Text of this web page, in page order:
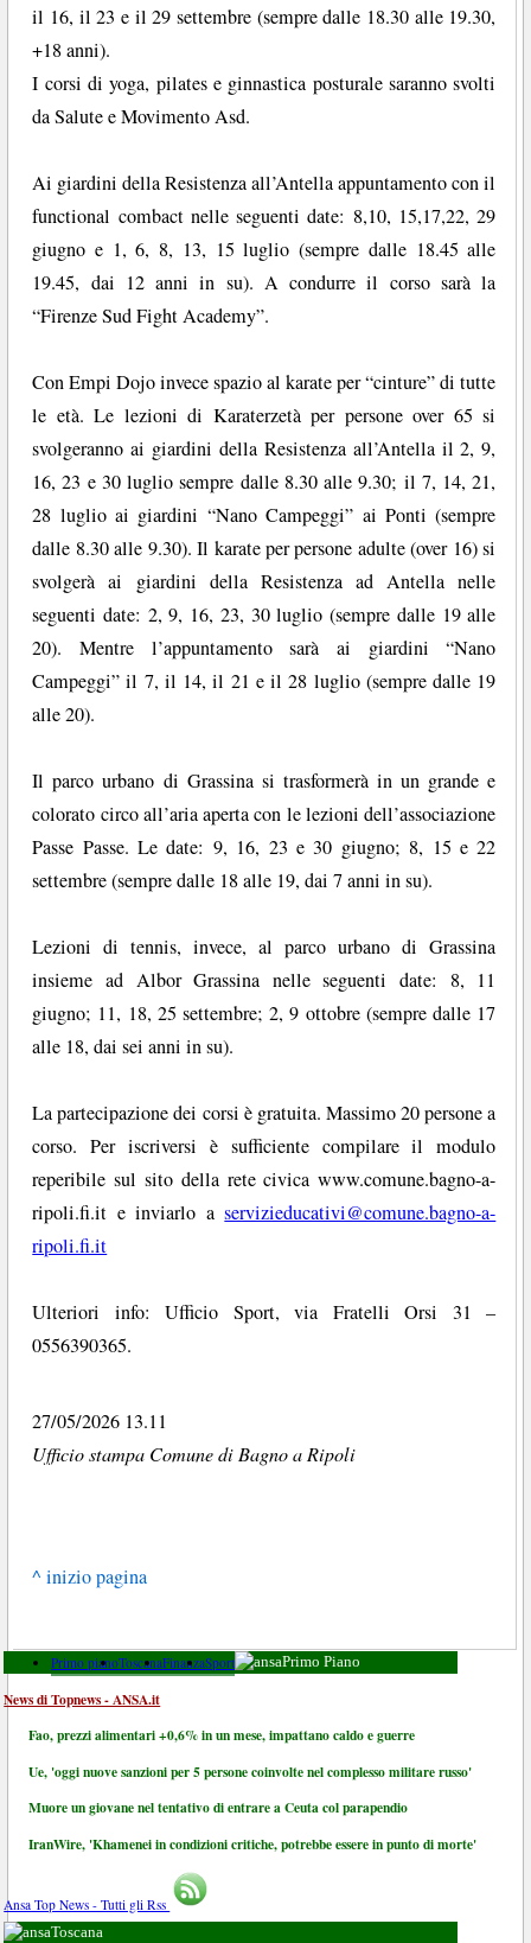
il 16, il 23 e il 29 settembre (sempre dalle 18.30 alle 19.30,
+18 anni).
I corsi di yoga, pilates e ginnastica posturale saranno svolti
da Salute e Movimento Asd.
Ai giardini della Resistenza all’Antella appuntamento con il
functional combact nelle seguenti date: 8,10, 15,17,22, 29
giugno e 1, 6, 8, 13, 15 luglio (sempre dalle 18.45 alle
19.45, dai 12 anni in su). A condurre il corso sarà la
“Firenze Sud Fight Academy”.
Con Empi Dojo invece spazio al karate per “cinture” di tutte
le età. Le lezioni di Karaterzetà per persone over 65 si
svolgeranno ai giardini della Resistenza all’Antella il 2, 9,
16, 23 e 30 luglio sempre dalle 8.30 alle 9.30; il 7, 14, 21,
28 luglio ai giardini “Nano Campeggi” ai Ponti (sempre
dalle 8.30 alle 9.30). Il karate per persone adulte (over 16) si
svolgerà ai giardini della Resistenza ad Antella nelle
seguenti date: 2, 9, 16, 23, 30 luglio (sempre dalle 19 alle
20). Mentre l’appuntamento sarà ai giardini “Nano
Campeggi” il 7, il 14, il 21 e il 28 luglio (sempre dalle 19
alle 20).
Il parco urbano di Grassina si trasformerà in un grande e
colorato circo all’aria aperta con le lezioni dell’associazione
Passe Passe. Le date: 9, 16, 23 e 30 giugno; 8, 15 e 22
settembre (sempre dalle 18 alle 19, dai 7 anni in su).
Lezioni di tennis, invece, al parco urbano di Grassina
insieme ad Albor Grassina nelle seguenti date: 8, 11
giugno; 11, 18, 25 settembre; 2, 9 ottobre (sempre dalle 17
alle 18, dai sei anni in su).
La partecipazione dei corsi è gratuita. Massimo 20 persone a
corso. Per iscriversi è sufficiente compilare il modulo
reperibile sul sito della rete civica www.comune.bagno-a-
ripoli.fi.it e inviarlo aservizieducativi@comune.bagno-a-
ripoli.fi.it
Ulteriori info: Ufficio Sport, via Fratelli Orsi 31 –
0556390365.
27/05/2026 13.11
Ufficio stampa Comune di Bagno a Ripoli
^ inizio pagina
Primo pianoToscanaFinanzaSport Primo Piano
News di Topnews - ANSA.it
Fao, prezzi alimentari +0,6% in un mese, impattano caldo e guerre
Ue, 'oggi nuove sanzioni per 5 persone coinvolte nel complesso militare russo'
Muore un giovane nel tentativo di entrare a Ceuta col parapendio
IranWire, 'Khamenei in condizioni critiche, potrebbe essere in punto di morte'
Ansa Top News - Tutti gli Rss
Toscana